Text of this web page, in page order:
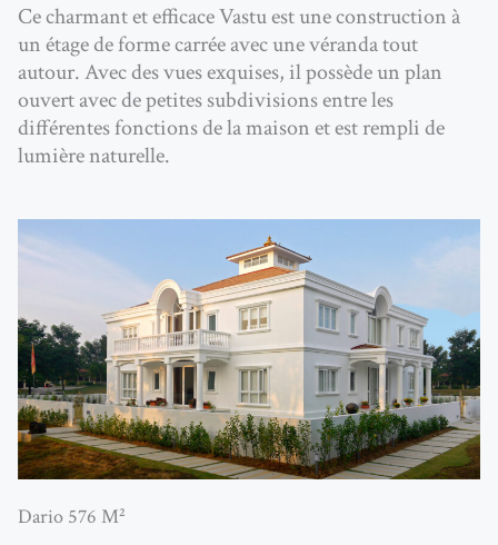
Ce charmant et efficace Vastu est une construction à
un étage de forme carrée avec une véranda tout
autour. Avec des vues exquises, il possèdeun plan
ouvert avec de petites subdivisions entre les
différentes fonctionsde la maison et est rempli de
lumière naturelle.
Dario 576 M²